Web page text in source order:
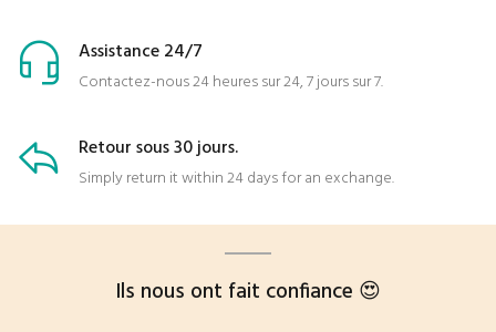
Assistance 24/7
Contactez-nous 24 heures sur 24, 7 jours sur 7.
Retour sous 30 jours.
Simply return it within 24 days for an exchange.
Ils nous ont fait confiance 😍